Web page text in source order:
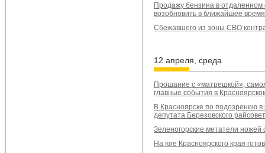
Продажу бензина в отдаленном
возобновить в ближайшее время
Сбежавшего из зоны СВО
12 апреля, среда
Прошание с «матрешкой»,
главные события в
В Красноярске по подозрению
депутата Березовского
Зеленогорские метатели ножей
На юге Красноярского края